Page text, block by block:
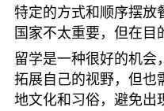
特定的方式和顺序摆放
国家不太重要，但在目
留学是一种很好的机会
拓展自己的视野，但也
地文化和习俗，避免出